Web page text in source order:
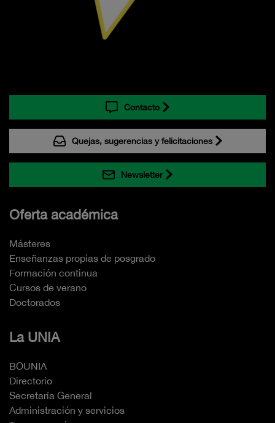
Contacto
Quejas, sugerencias y felicitaciones
Newsletter
Oferta académica
Másteres
Enseñanzas propias de posgrado
Formación continua
Cursos de verano
Doctorados
La UNIA
BOUNIA
Directorio
Secretaría General
Administración y servicios